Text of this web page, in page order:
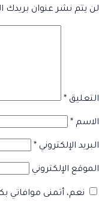
لن يتم نشر عنوان بريدك
التعليق *
الاسم *
البريد الإلكتروني *
الموقع الإلكتروني
نعم، أتمنى موافاتي